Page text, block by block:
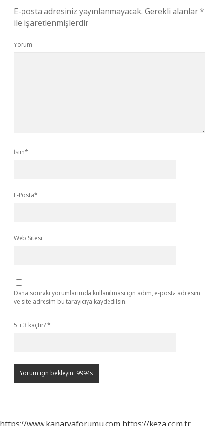
E-posta adresiniz yayınlanmayacak. Gerekli alanlar*
ile işaretlenmişlerdir
Yorum
İsim*
E-Posta*
Web Sitesi
Daha sonraki yorumlarımda kullanılması için adım, e-posta adresim
ve site adresim bu tarayıcıya kaydedilsin.
5 + 3 kaçtır?*
https://www.kanaryaforumu.com https://keza.com.tr